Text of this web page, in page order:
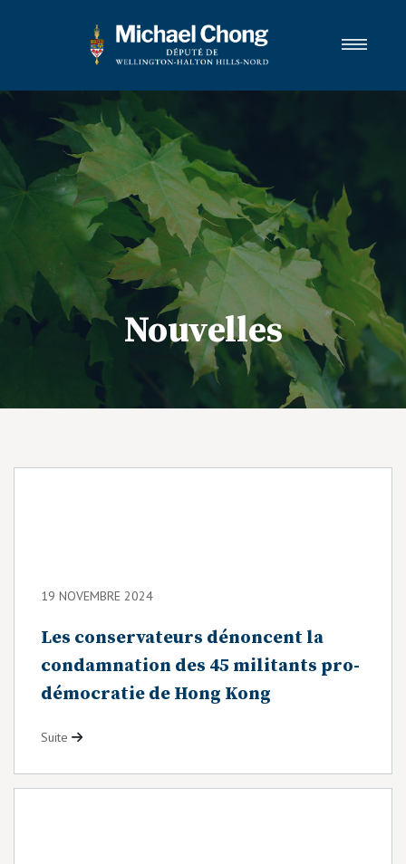
Wellington-Halton Hills-Nord
Services
Médias
Contacter
ENGLISH
Nouvelles
19 NOVEMBRE 2024
Les conservateurs dénoncent la
condamnation des 45 militants pro-
démocratie de Hong Kong
Suite